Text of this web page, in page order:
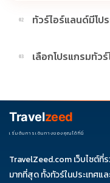
02 ทัวร์ไอร์แลนด์มีโป
บางโปรแกรมมีโปรผ่อน
บริษัทกำหนด สามารถดูสั
03 เลือกโปรแกรมทัว
ช่วงราคา ไม่ควรเทียบจา
Travelzeed
เริ่มต้นการเดินทางของคุณได้ที่นี่
TravelZeed.com เว็บไซต์ที่
มากที่สุด ทั้งทัวร์ในประเทศแ